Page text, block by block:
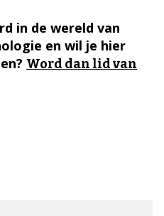
in de wereld van
en wil je hier
Word dan lid van